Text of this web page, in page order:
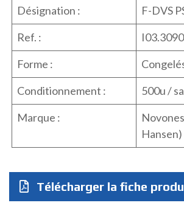
Désignation :
F-DVS
Ref. :
I03.3090
Forme :
Conditionnement :
500u /
Marque :
Hansen)
Télécharger la fiche